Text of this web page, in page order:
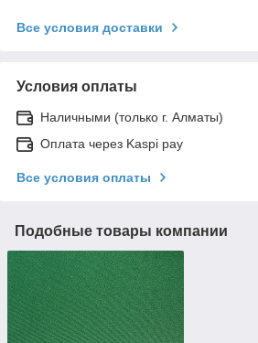
Все условия доставки
Условия оплаты
Наличными (только г. Алматы)
Оплата через Kaspi pay
Все условия оплаты
Подобные товары компании